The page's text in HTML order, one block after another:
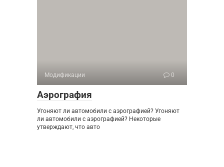
Модификации 0
Аэрография
Угоняют ли автомобили с аэрографией? Угоняют
ли автомобили с аэрографией? Некоторые
утверждают, что авто